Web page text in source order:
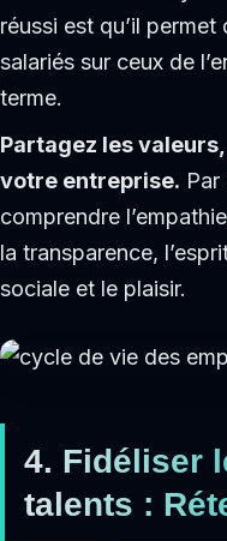
réussi est qu’il
salariés sur ceux de
terme.
Partagez les
votre entreprise.
comprendre
la transparence,
sociale et le plaisir.
4. Fidéliser
talents :